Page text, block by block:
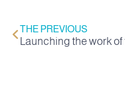
THE PREVIOUS